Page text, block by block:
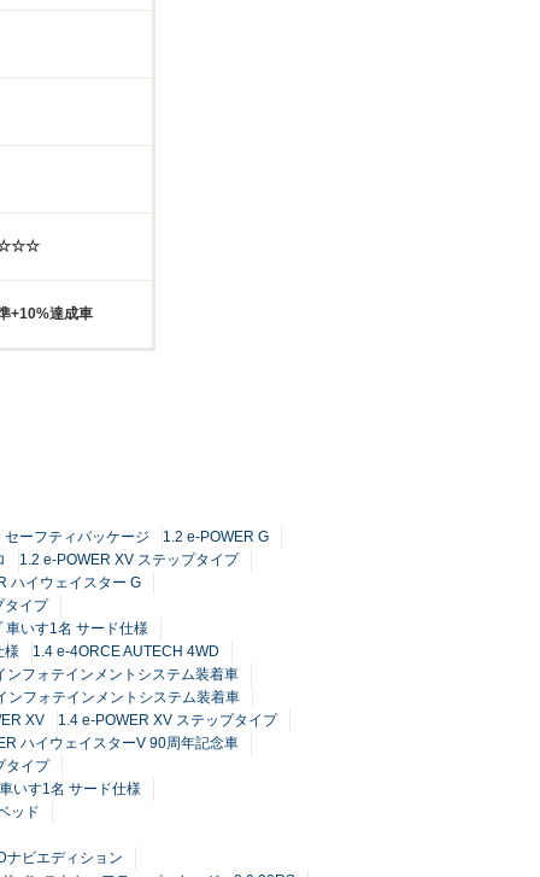
+10%達成車
ーフティパッケージ
1.2 e-POWER G
1.2 e-POWER XV ステップタイプ
ハイウェイスター G
タイプ
車いす1名 サード仕様
様
1.4 e-4ORCE AUTECH 4WD
フォテインメントシステム装着車
ンフォテインメントシステム装着車
XV
1.4 e-POWER XV ステップタイプ
ハイウェイスターV 90周年記念車
タイプ
いす1名 サード仕様
ッド
ナビエディション